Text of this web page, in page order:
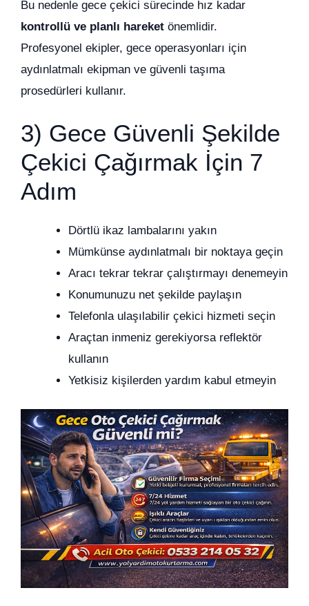
Bu nedenle gece çekici sürecinde hız kadar
kontrollü ve planlı hareket önemlidir.
Profesyonel ekipler, gece operasyonları için
aydınlatmalı ekipman ve güvenli taşıma
prosedürleri kullanır.
3) Gece Güvenli Şekilde
Çekici Çağırmak İçin 7
Adım
Dörtlü ikaz lambalarını yakın
Mümkünse aydınlatmalı bir noktaya geçin
Aracı tekrar tekrar çalıştırmayı denemeyin
Konumunuzu net şekilde paylaşın
Telefonla ulaşılabilir çekici hizmeti seçin
Araçtan inmeniz gerekiyorsa reflektör
kullanın
Yetkisiz kişilerden yardım kabul etmeyin